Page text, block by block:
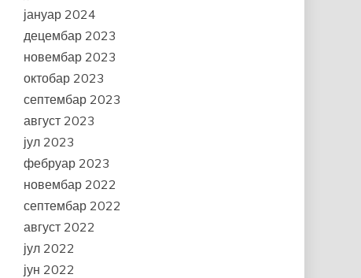
јануар 2024
децембар 2023
новембар 2023
октобар 2023
септембар 2023
август 2023
јул 2023
фебруар 2023
новембар 2022
септембар 2022
август 2022
јул 2022
јун 2022